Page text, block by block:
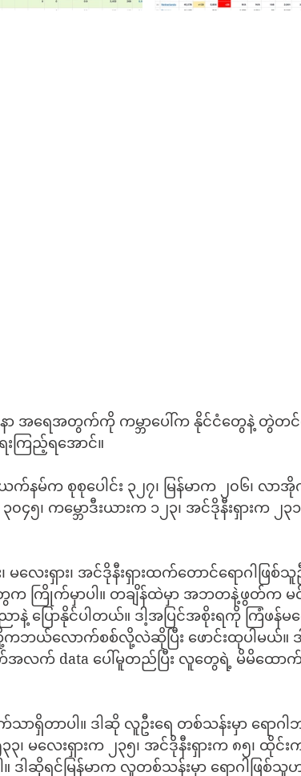
နာ အရေအတွက်ကို ကမ္ဘာပေါ်က နိုင်ငံတွေနဲ့ တွဲတင်
ကြည့်ရအောင်။
မ်က စုစုပေါင်း ၃၂၇၊ မြန်မာက ၂၀၆၊ လာ
၅၊ ကမ္ဘောဒီးယားက ၁၂၃၊ အင်ဒိုနီးရှားက ၂၃၁
လေးရှား၊ အင်ဒိုနီးရှားထက်တောင်ရောဂါဖြစ်သူ
က ကြိုက်မှာပါ။ တချိန်ထဲမှာ အဘတနဲ့ဖွတ်က
ပြောနိုင်ပါတယ်။ ဒါ့အပြင်အစိုးရကို ကြံဖန်မ
ဘယ်လောက်စစ်လို့လဲဆိုပြီး ဖောင်းထုပါမယ်။
အလက် data ပေါ်မူတည်ပြီး လူတွေရဲ့ မိမိထော
ာရှိတာပါ။ ဒါဆို လူဦးရေ တစ်သန်းမှာ ရောဂ
လေးရှားက ၂၃၅၊ အင်ဒိုနီးရှားက ၈၅၊ ထိုင်းက
ဒါဆိုရင်မြန်မာက လူတစ်သန်းမှာ ရောဂါဖြစ်သူ